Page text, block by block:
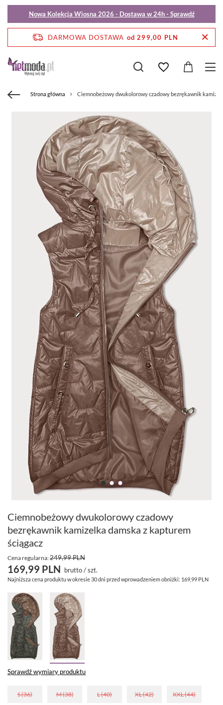
Nowa Kolekcja Wiosna 2026 - Dostawa w 24h - Sprawdź
DARMOWA DOSTAWA od 299,00 PLN
Strona główna Ciemnobeżowy dwukolorowy czadowy bezrękawnik
Ciemnobeżowy dwukolorowy czadowy
bezrękawnik kamizelka damska z kapturem
ściągacz
Cena regularna:249,99 PLN
169,99 PLN brutto/szt.
Najniższa cena produktu w okresie 30 dni przed wprowadzeniem obniżki: 169,99 PLN
Sprawdź wymiary produktu
S (36) M (38) L (40) XL (42) XXL (44)